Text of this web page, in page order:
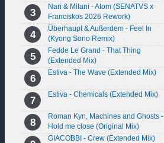
Nari & Milani - Atom (SENATVS x
Franciskos 2026 Rework)
Überhaupt & Außerdem - Feel In
(Kyong Sono Remix)
Fedde Le Grand - That Thing
(Extended Mix)
Estiva - The Wave (Extended Mix)
Estiva - Chemicals (Extended Mix)
Roman Kyn, Machines and Ghosts -
Hold me close (Original Mix)
GIACOBBI - Crew (Extended Mix)